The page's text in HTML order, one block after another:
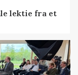
lektie fra et